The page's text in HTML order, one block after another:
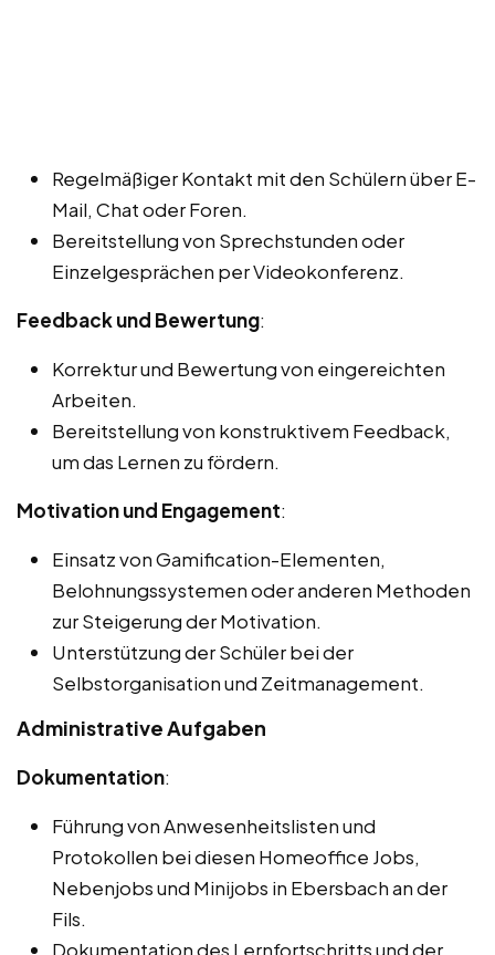
Regelmäßiger Kontakt mit den Schülern über E-
Mail, Chat oder Foren.
Bereitstellung von Sprechstunden oder
Einzelgesprächen per Videokonferenz.
Feedback und Bewertung:
Korrektur und Bewertung von eingereichten
Arbeiten.
Bereitstellung von konstruktivem Feedback,
um das Lernen zu fördern.
Motivation und Engagement:
Einsatz von Gamification-Elementen,
Belohnungssystemen oder anderen Methoden
zur Steigerung der Motivation.
Unterstützung der Schüler bei der
Selbstorganisation und Zeitmanagement.
Administrative Aufgaben
Dokumentation:
Führung von Anwesenheitslisten und
Protokollen bei diesen Homeoffice Jobs,
Nebenjobs und Minijobs in Ebersbach an der
Fils.
Dokumentation des Lernfortschritts und der